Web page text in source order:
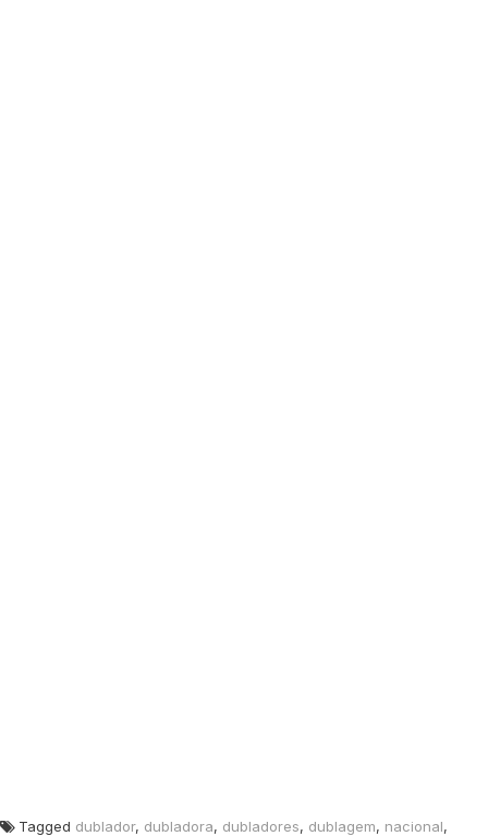
Tagged dublador, dubladora, dubladores, dublagem, nacional,